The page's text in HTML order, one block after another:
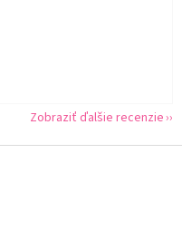
z 5 hviezdičiek.
Zobraziť ďalšie recenzie